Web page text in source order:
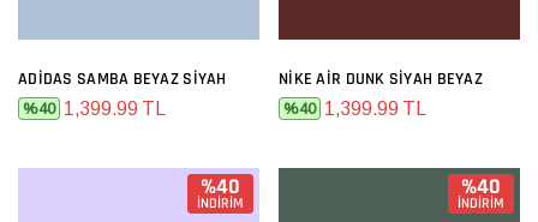
ADIDAS SAMBA BEYAZ SIYAH
%40 1,399.99 TL
NIKE AIR DUNK SIYAH BEYAZ
%40 1,399.99 TL
%40
İNDİRİM
%40
İNDİRİM